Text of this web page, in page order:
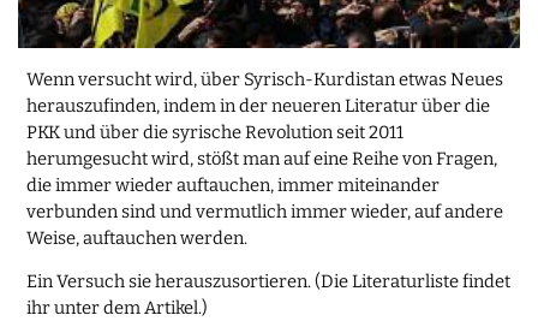
Wenn versucht wird, über Syrisch-Kurdistan etwas Neues
herauszufinden, indem in der neueren Literatur über die
PKK und über die syrische Revolution seit 2011
herumgesucht wird, stößt man auf eine Reihe von Fragen,
die immer wieder auftauchen, immer miteinander
verbunden sind und vermutlich immer wieder, auf andere
Weise, auftauchen werden.
Ein Versuch sie herauszusortieren. (Die Literaturliste findet
ihr unter dem Artikel.)